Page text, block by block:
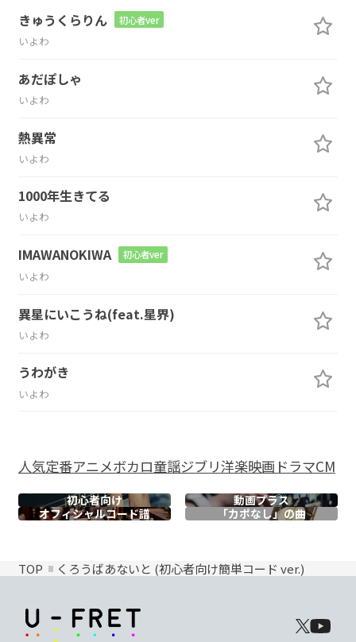
きゅうくらりん 初心者ver
いよわ
あだぽしゃ
いよわ
熱異常
いよわ
1000年生きてる
いよわ
IMAWANOKIWA 初心者ver
いよわ
異星にいこうね(feat.星界)
いよわ
うわがき
いよわ
人気定番アニメボカロ童謡ジブリ洋楽映画ドラマCM
初心者向け
動画プラス
オフィシャルコード譜 「カポなし」の曲
TOP くろうばあないと (初心者向け簡単コード ver.)